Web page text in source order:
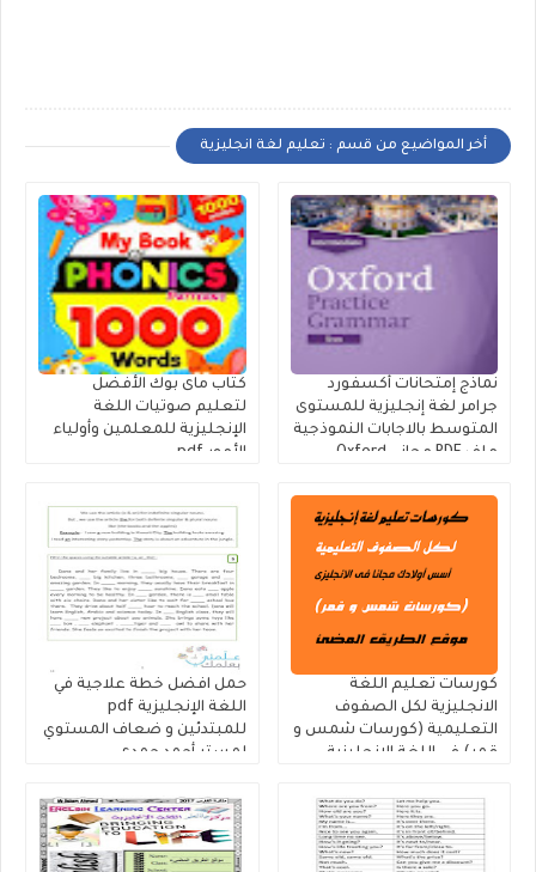
أخر المواضيع من قسم : تعليم لغة انجليزية
نماذج إمتحانات أكسفورد
جرامر لغة إنجليزية للمستوى
المتوسط بالاجابات النموذجية
ملف PDF مجانى Oxford
Intermediate Tests
كتاب ماى بوك الأفضل
لتعليم صوتيات اللغة
الإنجليزية للمعلمين وأولياء
الأمور pdf
كورسات تعليم اللغة
الانجليزية لكل الصفوف
التعليمية (كورسات شمس و
قمر) فى اللغة الانجليزية
حمل افضل خطة علاجية في
اللغة الإنجليزية pdf
للمبتدئين و ضعاف المستوي
لمستر أحمد حمدى